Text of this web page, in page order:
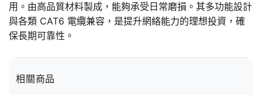
用。由高品質材料製成，能夠承受日常磨損。其多功能設計
與各類 CAT6 電纜兼容，是提升網絡能力的理想投資，確
保長期可靠性。
相關商品